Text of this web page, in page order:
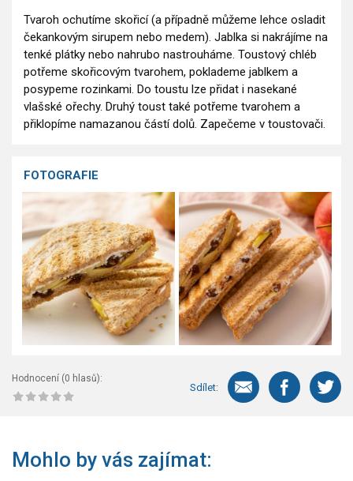
Tvaroh ochutíme skořicí (a případně můžeme lehce osladit
čekankovým sirupem nebo medem). Jablka si nakrájíme na
tenké plátky nebo nahrubo nastrouháme. Toustový chléb
potřeme skořicovým tvarohem, poklademe jablkem a
posypeme rozinkami. Do toustu lze přidat i nasekané
vlašské ořechy. Druhý toust také potřeme tvarohem a
přiklopíme namazanou částí dolů. Zapečeme v toustovači.
FOTOGRAFIE
Hodnocení (0 hlasů):
Sdílet:
Mohlo by vás zajímat: